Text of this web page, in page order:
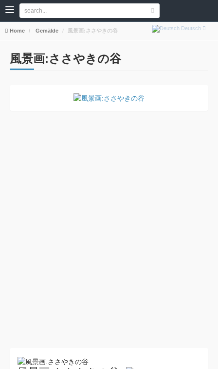
Deutsch
Home Gemälde 風景画:ささやきの谷
風景画:ささやきの谷